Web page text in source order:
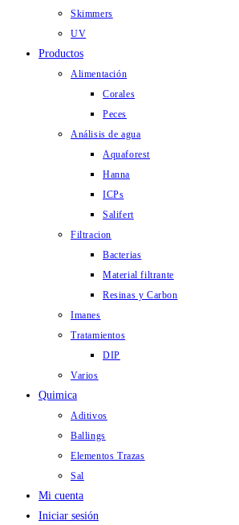
Skimmers
UV
Productos
Alimentación
Corales
Peces
Análisis de agua
Aquaforest
Hanna
ICPs
Salifert
Filtracion
Bacterias
Material filtrante
Resinas y Carbon
Imanes
Tratamientos
DIP
Varios
Quimica
Aditivos
Ballings
Elementos Trazas
Sal
Mi cuenta
Iniciar sesión